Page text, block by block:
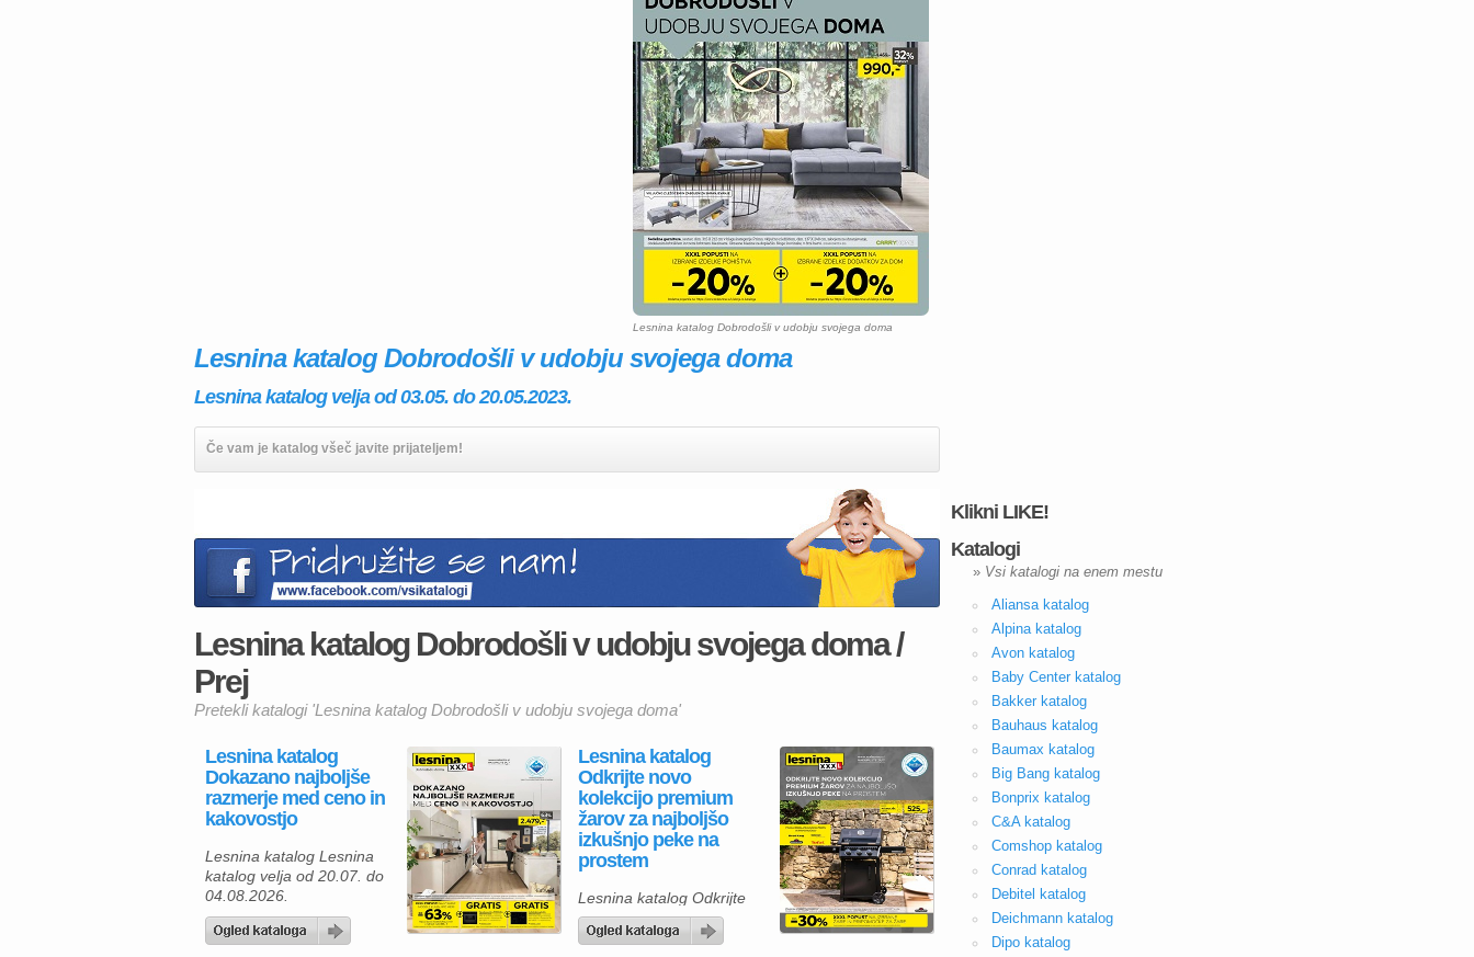
Lesnina katalog Dobrodošli v udobju svojega doma
Lesnina katalog Dobrodošli v udobju svojega doma
Lesnina katalog velja od 03.05. do 20.05.2023.
Če vam je katalog všeč javite prijateljem!
Lesnina katalog Dobrodošli v udobju svojega doma /
Prej
Pretekli katalogi 'Lesnina katalog Dobrodošli v udobju svojega doma'
Lesnina katalog
Dokazano najboljše
razmerje med ceno in
kakovostjo
Lesnina katalog Lesnina
katalog velja od 20.07. do
04.08.2026.
Lesnina katalog
Odkrijte novo
kolekcijo premium
žarov za najboljšo
izkušnjo peke na
prostem
Lesnina katalog Odkrijte
novo kolekcijo premium
žarov za najboljšo izkušnjo
Klikni LIKE!
Katalogi
» Vsi katalogi na enem mestu
Aliansa katalog
Alpina katalog
Avon katalog
Baby Center katalog
Bakker katalog
Bauhaus katalog
Baumax katalog
Big Bang katalog
Bonprix katalog
C&A katalog
Comshop katalog
Conrad katalog
Debitel katalog
Deichmann katalog
Dipo katalog